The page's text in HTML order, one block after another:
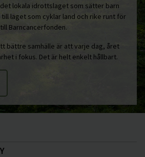
lokala idrottslaget som sätter barn
till laget som cyklar land och rike runt för
Barncancerfonden.
bättre samhälle är att varje dag, året
i fokus. Det är helt enkelt hållbart.